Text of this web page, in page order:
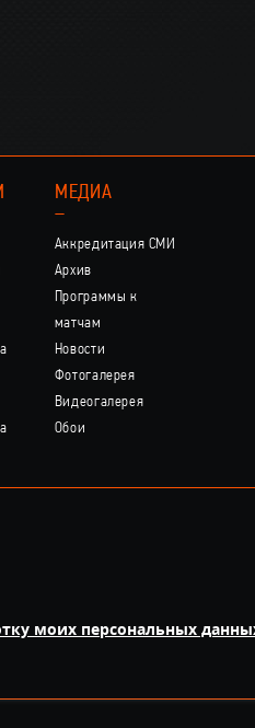
МЕДИА
–
Аккредитация СМИ
Архив
Программы к
матчам
Новости
Фотогалерея
Видеогалерея
Обои
моих персональных